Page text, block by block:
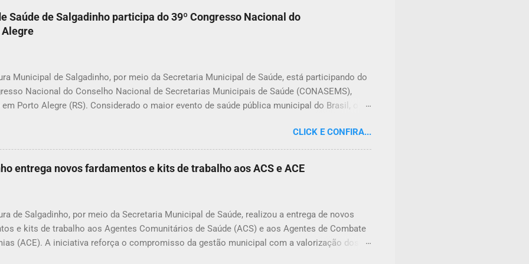
animais, o envenenamento representa um risco para toda a comunidade, podendo atingir
e até crianças que, porventura, tenham contato com substâncias tóxicas deixadas em
A prática de envenenar animais é considerada crime. A Lei Federal nº 9.605/1998 (Lei de
Saúde de Salgadinho participa do 39º Congresso Nacional do
Alegre
Municipal de Salgadinho, por meio da Secretaria Municipal de Saúde, está participando do
Nacional do Conselho Nacional de Secretarias Municipais de Saúde (CONASEMS),
Porto Alegre (RS). Considerado o maior evento de saúde pública municipal do Brasil, o
desafios e avanços do Sistema Único de Saúde (SUS). Durante o evento, são promovidos
painéis e apresentações de experiências exitosas desenvolvidas nos municípios
proporcionando um ambiente de troca de conhecimentos e fortalecimento das políticas
de saúde. Representando Salgadinho, a secretária municipal de Saúde, Aparecida Firmino,
que tê...
CLICK E CONFIRA...
entrega novos fardamentos e kits de trabalho aos ACS e ACE
de Salgadinho, por meio da Secretaria Municipal de Saúde, realizou a entrega de novos
e kits de trabalho aos Agentes Comunitários de Saúde (ACS) e aos Agentes de Combate
(ACE). A iniciativa reforça o compromisso da gestão municipal com a valorização dos